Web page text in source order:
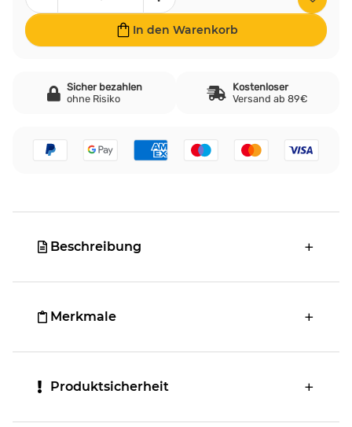
In den Warenkorb
Sicher bezahlen
ohne Risiko
Kostenloser
Versand ab 89€
Beschreibung
Merkmale
Produktsicherheit